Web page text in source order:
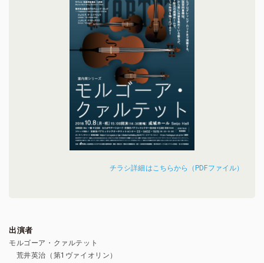
チラシ詳細はこちらから（PDFファイル）
出演者
モルゴーア・クァルテット
荒井英治（第1ヴァイオリン）